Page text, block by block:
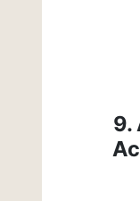
9.